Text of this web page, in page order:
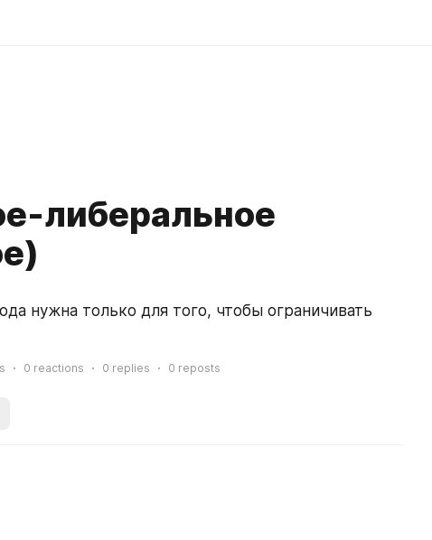
либеральное
нужна только для того, чтобы ограничивать
0 reactions 0 replies 0 reposts